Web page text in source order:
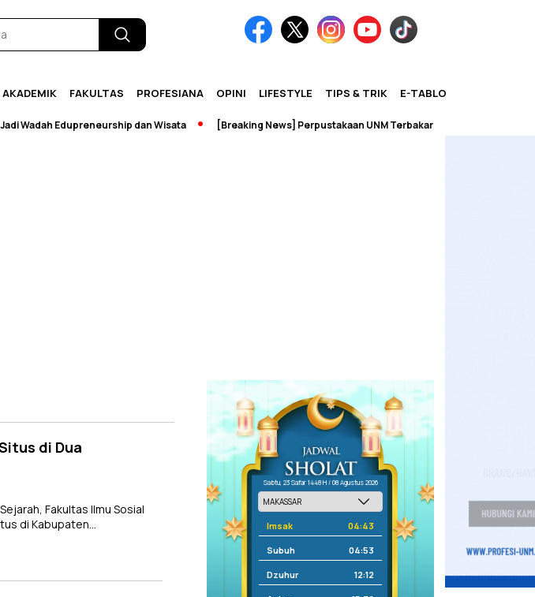
AKADEMIK FAKULTAS PROFESIANA OPINI LIFESTYLE TIPS & TRIK E-TABLOID
Wadah Edupreneurship dan Wisata [Breaking News] Perpustakaan UNM Terbakar
di Dua
Fakultas Ilmu Sosial
di Kabupaten…
Sabtu, 23 Safar 1448 H / 08 Agustus 2026
Imsak 04:43
Subuh 04:53
Dzuhur 12:12